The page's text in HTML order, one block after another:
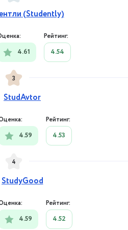
(Studently)
4.61 4.54
3
StudAvtor
4.59 4.53
4
StudyGood
4.59 4.52